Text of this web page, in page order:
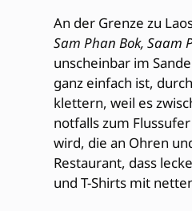
An der Grenze zu
Sam Phan Bok, Saam
unscheinbar im
ganz einfach ist,
klettern, weil es
notfalls zum
wird, die an Ohren
Restaurant, dass
und T-Shirts mit